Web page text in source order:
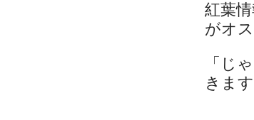
紅葉
がオ
「じ
きま